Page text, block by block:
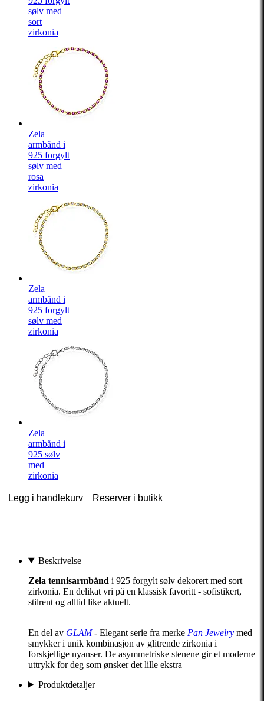
sølv med
sort
zirkonia
Zela
armbånd i
925 forgylt
sølv med
rosa
zirkonia
Zela
armbånd i
925 forgylt
sølv med
zirkonia
Zela
armbånd i
925 sølv
med
zirkonia
Legg i handlekurv Reserver i butikk
Beskrivelse
Zela tennisarmbånd i 925 forgylt sølv dekorert med sort
zirkonia. En delikat vri på en klassisk favoritt - sofistikert,
stilrent og alltid like aktuelt.
En del av GLAM - Elegant serie fra merke Pan Jewelry med
smykker i unik kombinasjon av glitrende zirkonia i
forskjellige nyanser. De asymmetriske stenene gir et moderne
uttrykk for deg som ønsker det lille ekstra
Produktdetaljer